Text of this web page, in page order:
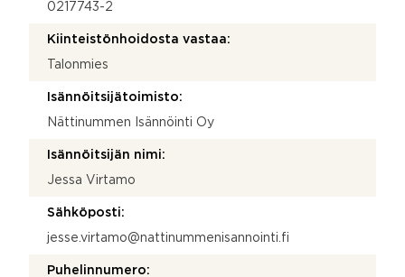
0217743-2
Kiinteistönhoidosta vastaa:
Talonmies
Isännöitsijätoimisto:
Nättinummen Isännöinti Oy
Isännöitsijän nimi:
Jessa Virtamo
Sähköposti:
jesse.virtamo@nattinummenisannointi.fi
Puhelinnumero: